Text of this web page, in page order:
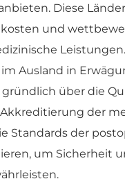
Diese
und
Ausland in
über die
der
Standards der
um Sicherheit